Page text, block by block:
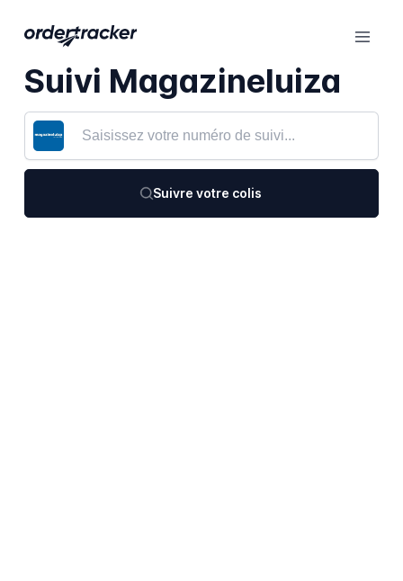
Suivi Magazineluiza
Suivre votre colis